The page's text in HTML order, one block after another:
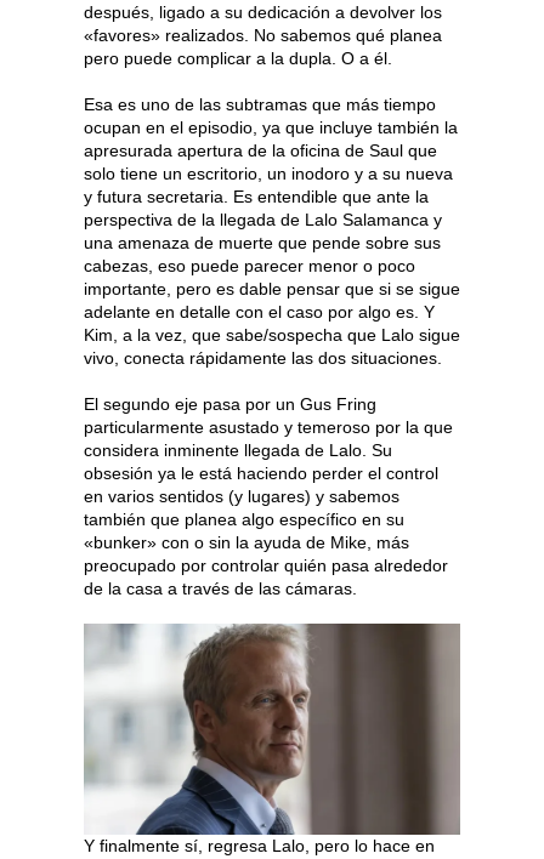
después, ligado a su dedicación a devolver los
«favores» realizados. No sabemos qué planea
pero puede complicar a la dupla. O a él.
Esa es uno de las subtramas que más tiempo
ocupan en el episodio, ya que incluye también la
apresurada apertura de la oficina de Saul que
solo tiene un escritorio, un inodoro y a su nueva
y futura secretaria. Es entendible que ante la
perspectiva de la llegada de Lalo Salamanca y
una amenaza de muerte que pende sobre sus
cabezas, eso puede parecer menor o poco
importante, pero es dable pensar que si se sigue
adelante en detalle con el caso por algo es. Y
Kim, a la vez, que sabe/sospecha que Lalo sigue
vivo, conecta rápidamente las dos situaciones.
El segundo eje pasa por un Gus Fring
particularmente asustado y temeroso por la que
considera inminente llegada de Lalo. Su
obsesión ya le está haciendo perder el control
en varios sentidos (y lugares) y sabemos
también que planea algo específico en su
«bunker» con o sin la ayuda de Mike, más
preocupado por controlar quién pasa alrededor
de la casa a través de las cámaras.
Y finalmente sí, regresa Lalo, pero lo hace en